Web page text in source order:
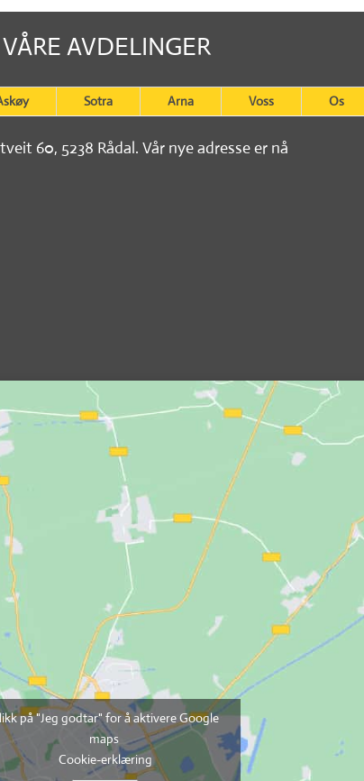
VÅRE AVDELINGER
Sotra Arna Voss Os
60, 5238 Rådal. Vår nye adresse er nå
på "Jeg godtar" for å aktivere Google
maps
Cookie-erklæring